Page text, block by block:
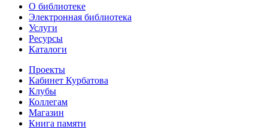
О библиотеке
Электронная библиотека
Услуги
Ресурсы
Каталоги
Проекты
Кабинет Курбатова
Клубы
Коллегам
Магазин
Книга памяти